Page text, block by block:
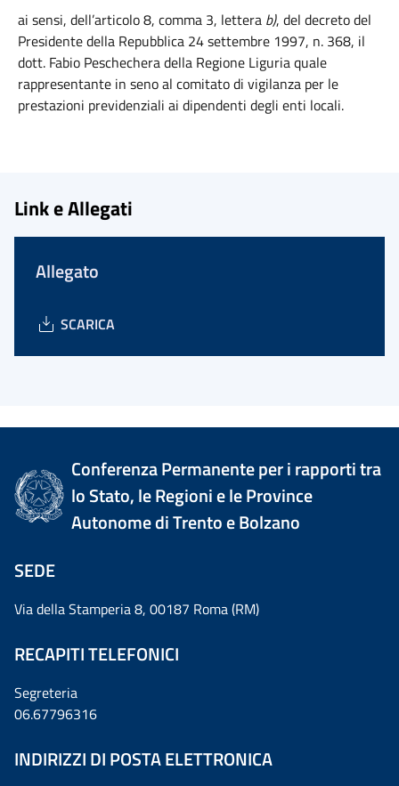
ai sensi, dell’articolo 8, comma 3, lettera b), del decreto del
Presidente della Repubblica 24 settembre 1997, n. 368, il
dott. Fabio Peschechera della Regione Liguria quale
rappresentante in seno al comitato di vigilanza per le
prestazioni previdenziali ai dipendenti degli enti locali.
Link e Allegati
Allegato
SCARICA
Conferenza Permanente per i rapporti tra
lo Stato, le Regioni e le Province
Autonome di Trento e Bolzano
SEDE
Via della Stamperia 8, 00187 Roma (RM)
RECAPITI TELEFONICI
Segreteria
06.67796316
INDIRIZZI DI POSTA ELETTRONICA